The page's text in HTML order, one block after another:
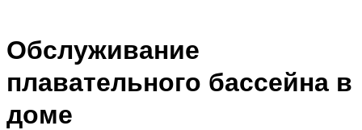
Обслуживание
плавательного бассейна в
доме